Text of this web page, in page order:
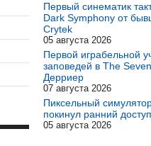
Первый синематик
Dark Symphony от
Crytek
05 августа 2026
Первой играбельной
заповедей в The
Дерриер
07 августа 2026
Пиксельный
покинул ранний доступ
05 августа 2026